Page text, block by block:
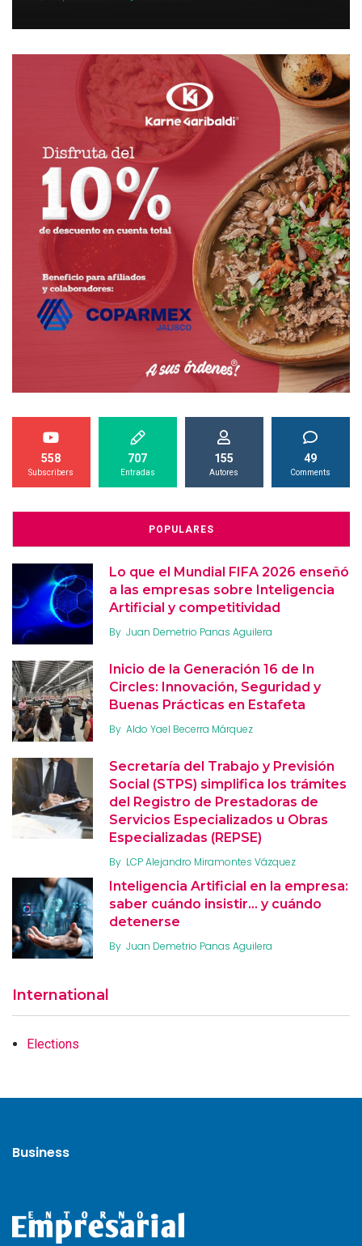
558
Subscribers
707
Entradas
155
Autores
49
Comments
POPULARES
Lo que el Mundial FIFA 2026 enseñó
a las empresas sobre Inteligencia
Artificial y competitividad
By Juan Demetrio Panas Aguilera
Inicio de la Generación 16 de In
Circles: Innovación, Seguridad y
Buenas Prácticas en Estafeta
By Aldo Yael Becerra Márquez
Secretaría del Trabajo y Previsión
Social (STPS) simplifica los trámites
del Registro de Prestadoras de
Servicios Especializados u Obras
Especializadas (REPSE)
By LCP Alejandro Miramontes Vázquez
Inteligencia Artificial en la empresa:
saber cuándo insistir… y cuándo
detenerse
By Juan Demetrio Panas Aguilera
International
Elections
Business